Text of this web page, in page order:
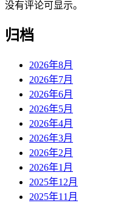
没有评论可显示。
归档
2026年8月
2026年7月
2026年6月
2026年5月
2026年4月
2026年3月
2026年2月
2026年1月
2025年12月
2025年11月